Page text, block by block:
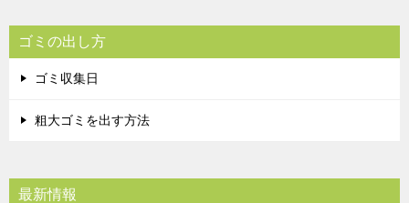
ゴミの出し方
ゴミ収集日
粗大ゴミを出す方法
最新情報